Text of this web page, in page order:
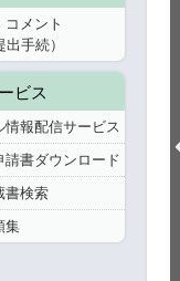
メント
出手続）
ビス
情報配信サービス
請書ダウンロード
書検索
集